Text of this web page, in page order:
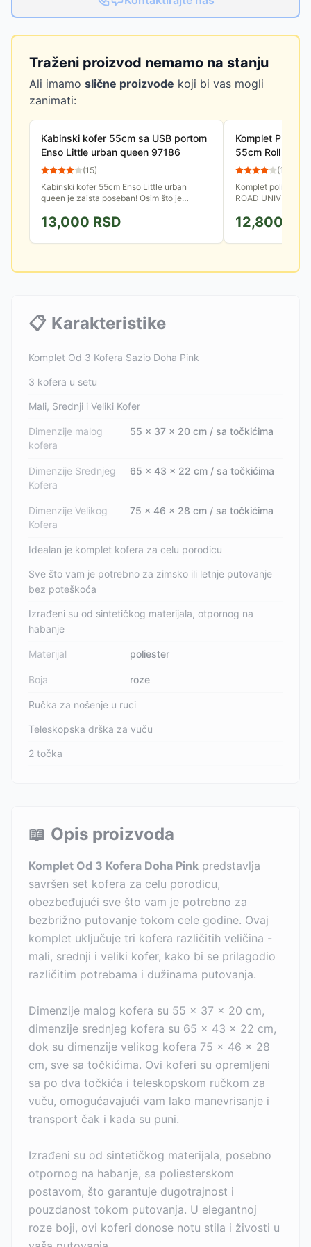
Traženi proizvod nemamo na stanju
Ali imamo slične proizvode koji bi vas mogli
zanimati:
Kabinski kofer 55cm sa USB portom
Enso Little urban queen 97186
(15)
Kabinski kofer 55cm Enso Little urban
queen je zaista poseban! Osim što je
savršeno organizovanu...
13,000 RSD
Komplet PP
55cm Roll
54795
(12
Komplet
ROAD UNIVERSE
praktične
12,800
📋 Karakteristike
Komplet Od 3 Kofera Sazio Doha Pink
3 kofera u setu
Mali, Srednji i Veliki Kofer
Dimenzije malog
kofera
55 x 37 x 20 cm / sa točkićima
Dimenzije Srednjeg
Kofera
65 x 43 x 22 cm / sa točkićima
Dimenzije Velikog
Kofera
75 x 46 x 28 cm / sa točkićima
Idealan je komplet kofera za celu porodicu
Sve što vam je potrebno za zimsko ili letnje putovanje
bez poteškoća
Izrađeni su od sintetičkog materijala, otpornog na
habanje
Materijal poliester
Boja roze
Ručka za nošenje u ruci
Teleskopska drška za vuču
2 točka
📖 Opis proizvoda
Komplet Od 3 Kofera Doha Pink predstavlja
savršen set kofera za celu porodicu,
obezbeđujući sve što vam je potrebno za
bezbrižno putovanje tokom cele godine. Ovaj
komplet uključuje tri kofera različitih veličina -
mali, srednji i veliki kofer, kako bi se prilagodio
različitim potrebama i dužinama putovanja.
Dimenzije malog kofera su 55 x 37 x 20 cm,
dimenzije srednjeg kofera su 65 x 43 x 22 cm,
dok su dimenzije velikog kofera 75 x 46 x 28
cm, sve sa točkićima. Ovi koferi su opremljeni
sa po dva točkića i teleskopskom ručkom za
vuču, omogućavajući vam lako manevrisanje i
transport čak i kada su puni.
Izrađeni su od sintetičkog materijala, posebno
otpornog na habanje, sa poliesterskom
postavom, što garantuje dugotrajnost i
pouzdanost tokom putovanja. U elegantnoj
roze boji, ovi koferi donose notu stila i živosti u